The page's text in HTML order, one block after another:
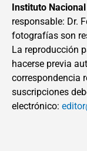
Instituto
responsable: Dr.
fotografías son
La reproducción
hacerse previa
correspondencia
suscripciones
electrónico: